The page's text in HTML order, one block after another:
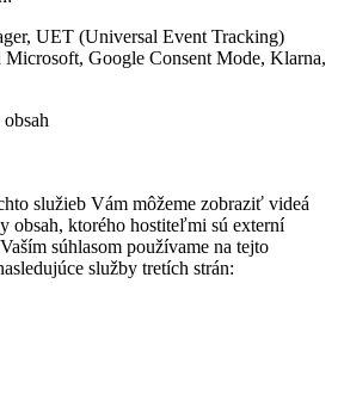
UET (Universal Event Tracking)
Microsoft, Google Consent Mode, Klarna,
služieb Vám môžeme zobraziť videá
obsah, ktorého hostiteľmi sú externí
súhlasom používame na tejto
služby tretích strán: